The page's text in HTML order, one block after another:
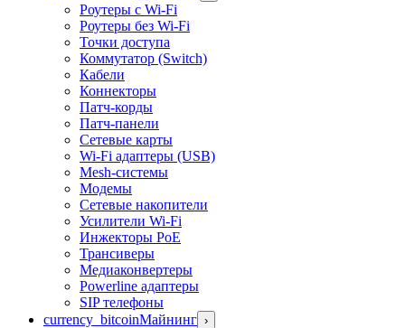
Роутеры с Wi-Fi
Роутеры без Wi-Fi
Точки доступа
Коммутатор (Switch)
Кабели
Коннекторы
Патч-корды
Патч-панели
Сетевые карты
Wi-Fi адаптеры (USB)
Mesh-системы
Модемы
Сетевые накопители
Усилители Wi-Fi
Инжекторы PoE
Трансиверы
Медиаконвертеры
Powerline адаптеры
SIP телефоны
currency_bitcoinМайнинг ›